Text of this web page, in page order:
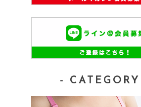
-